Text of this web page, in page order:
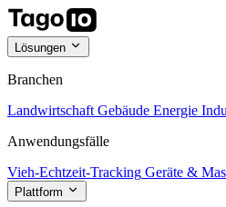
Lösungen
Branchen
Landwirtschaft Gebäude Energie
Anwendungsfälle
Vieh-Echtzeit-Tracking Geräte &
Plattform